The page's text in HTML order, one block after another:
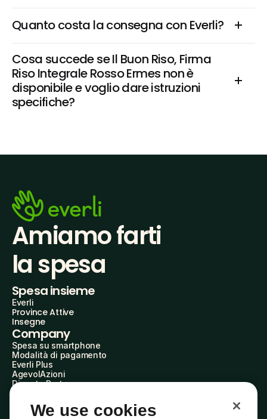
Quanto costa la consegna con Everli?
Cosa succede se Il Buon Riso, Firma
Riso Integrale Rosso Ermes non è
disponibile e voglio dare istruzioni
specifiche?
Amiamo farti
la spesa
Spesa insieme
Everli
Province Attive
Insegne
Company
Spesa su smartphone
Modalità di pagamento
Everli Plus
AgevolAzioni
Diventa Partner
Everli Shoppers
About Us
We use cookies